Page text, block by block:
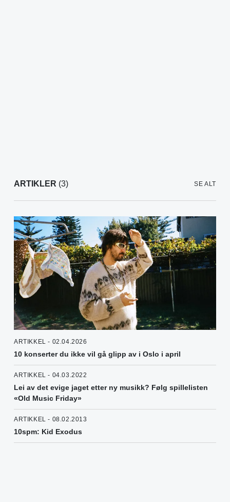
ARTIKLER (3) SE ALT
ARTIKKEL - 02.04.2026
10 konserter du ikke vil gå glipp av i Oslo i april
ARTIKKEL - 04.03.2022
Lei av det evige jaget etter ny musikk? Følg spillelisten
«Old Music Friday»
ARTIKKEL - 08.02.2013
10spm: Kid Exodus